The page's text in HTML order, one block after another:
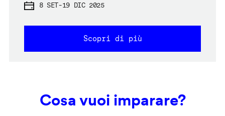
8 SET-19 DIC 2025
Scopri di più
Cosa vuoi imparare?